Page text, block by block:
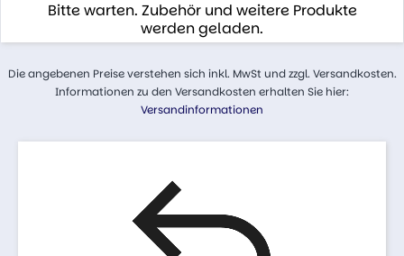
Bitte warten. Zubehör und weitere Produkte
werden geladen.
Die angebenen Preise verstehen sich inkl. MwSt und zzgl. Versandkosten.
Informationen zu den Versandkosten erhalten Sie hier:
Versandinformationen